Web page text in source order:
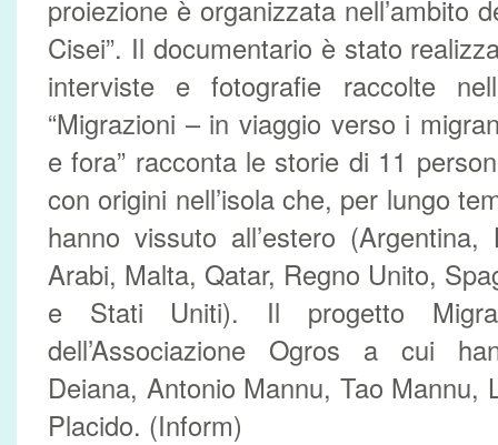
proiezione è organizzata nell’ambito
Cisei”. Il documentario è stato
interviste e fotografie raccolte
“Migrazioni – in viaggio verso i
e fora” racconta le storie di 11
con origini nell’isola che, per lungo
hanno vissuto all’estero
Arabi, Malta, Qatar, Regno Unito,
e Stati Uniti). Il progetto
dell’Associazione Ogros a cui
Deiana, Antonio Mannu, Tao Mannu,
Placido. (Inform)